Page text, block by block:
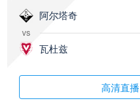
标签
比赛录像
07月26日 佛山维京_全场录像回放
标签
比赛录像
标签
比赛集锦 多特蒙德
阿尔塔奇
vs
瓦杜兹
高清直播